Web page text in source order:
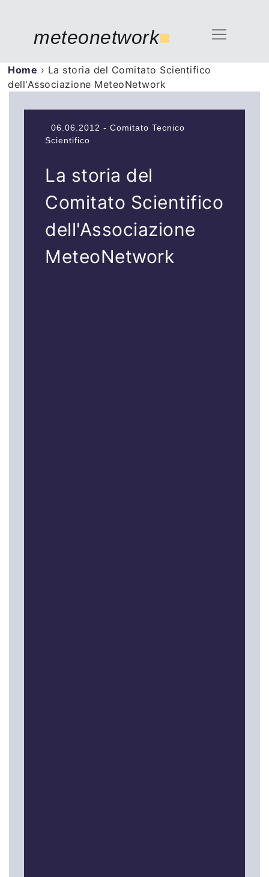
meteonetwork■
Home › La storia del Comitato Scientifico
dell'Associazione MeteoNetwork
06.06.2012 - Comitato Tecnico
Scientifico
La storia del
Comitato Scientifico
dell'Associazione
MeteoNetwork